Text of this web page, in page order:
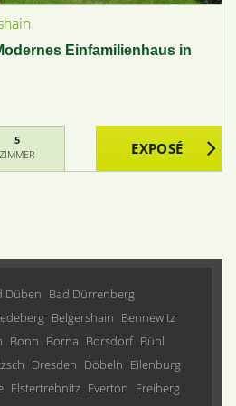
Einfamilienhaus in
5
ZIMMER
Düben Bad Dürrenberg
Belgershain Bennewitz
Bonn Borna Borsdorf Bühl
Dresden Döbeln Eilenburg
Elstertrebnitz Everton Freiberg